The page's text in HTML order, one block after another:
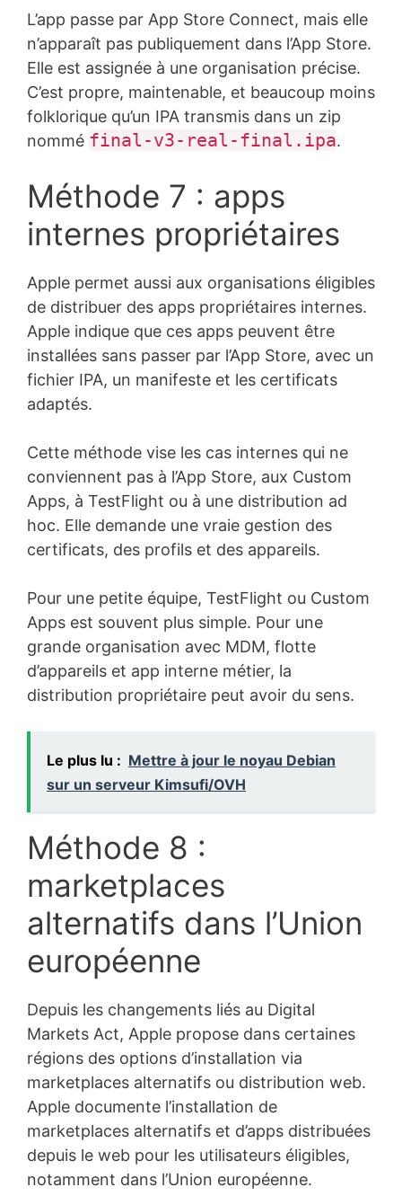
L’app passe par App Store Connect, mais elle
n’apparaît pas publiquement dans l’App Store.
Elle est assignée à une organisation précise.
C’est propre, maintenable, et beaucoup moins
folklorique qu’un IPA transmis dans un zip
nommé final-v3-real-final.ipa.
Méthode 7 : apps
internes propriétaires
Apple permet aussi aux organisations éligibles
de distribuer des apps propriétaires internes.
Apple indique que ces apps peuvent être
installées sans passer par l’App Store, avec un
fichier IPA, un manifeste et les certificats
adaptés.
Cette méthode vise les cas internes qui ne
conviennent pas à l’App Store, aux Custom
Apps, à TestFlight ou à une distribution ad
hoc. Elle demande une vraie gestion des
certificats, des profils et des appareils.
Pour une petite équipe, TestFlight ou Custom
Apps est souvent plus simple. Pour une
grande organisation avec MDM, flotte
d’appareils et app interne métier, la
distribution propriétaire peut avoir du sens.
Le plus lu : Mettre à jour le noyau Debian
sur un serveur Kimsufi/OVH
Méthode 8 :
marketplaces
alternatifs dans l’Union
européenne
Depuis les changements liés au Digital
Markets Act, Apple propose dans certaines
régions des options d’installation via
marketplaces alternatifs ou distribution web.
Apple documente l’installation de
marketplaces alternatifs et d’apps distribuées
depuis le web pour les utilisateurs éligibles,
notamment dans l’Union européenne.